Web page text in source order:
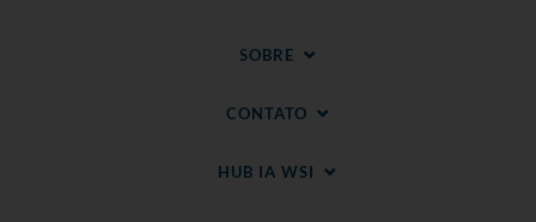
SOBRE
CONTATO
HUB IA WSI